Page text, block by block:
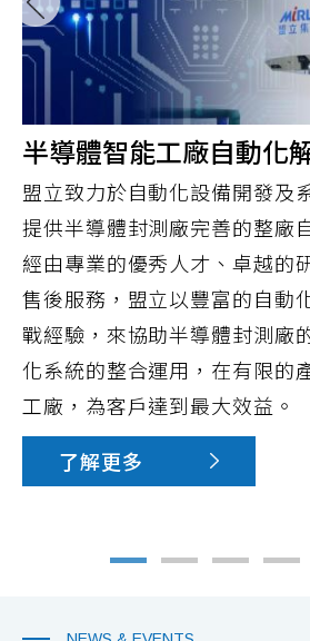
半導體智能工廠自動化
盟立致力於自動化設備開發及
提供半導體封測廠完善的整廠
經由專業的優秀人才、卓越的
售後服務，盟立以豐富的自動
戰經驗，來協助半導體封測廠
化系統的整合運用，在有限的
工廠，為客戶達到最大效益。
了解更多